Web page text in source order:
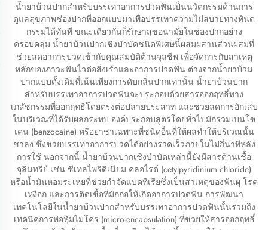
น้ำยาบ้วนปากสำหรับบรรเทาอาการปวดฟันเป็นนวัตกรรมด้านการ
ดูแลสุขภาพช่องปากที่ออกแบบมาเพื่อบรรเทาความไม่สบายทางทันต
กรรมได้ทันที ขณะเดียวกันก็รักษาสุขอนามัยในช่องปากอย่าง
ครอบคลุม น้ำยาบ้วนปากเชิงบำบัดชนิดพิเศษนี้ผสมผสานส่วนผสมที่
ช่วยลดอาการปวดเข้ากับคุณสมบัติต้านจุลชีพ เพื่อจัดการกับสาเหตุ
หลักของภาวะฟันไวต่อสิ่งเร้าและอาการปวดฟัน ต่างจากน้ำยาบ้วน
ปากแบบดั้งเดิมที่เน้นเพียงการดับกลิ่นปากเท่านั้น น้ำยาบ้วนปาก
สำหรับบรรเทาอาการปวดฟันจะประกอบด้วยสารออกฤทธิ์ทาง
เภสัชกรรมที่ออกฤทธิโดยตรงต่อปลายประสาท และช่วยลดการอักเสบ
ในบริเวณที่ได้รับผลกระทบ องค์ประกอบสูตรโดยทั่วไปมักรวมเบนโซ
เคน (benzocaine) หรือยาชาเฉพาะที่ชนิดอื่นที่ให้ผลทำให้บริเวณนั้น
ชาลง ซึ่งช่วยบรรเทาอาการปวดได้อย่างรวดเร็วภายในไม่กี่นาทีหลัง
การใช้ นอกจากนี้ น้ำยาบ้วนปากเชิงบำบัดเหล่านี้ยังมีสารต้านเชื้อ
จุลินทรีย์ เช่น ซีเทลไพริดิเนียม คลอไรด์ (cetylpyridinium chloride)
หรือน้ำมันหอมระเหยที่ช่วยกำจัดแบคทีเรียซึ่งเป็นสาเหตุของฟันผุ โรค
เหงือก และการติดเชื้อที่มักก่อให้เกิดอาการปวดฟัน การพัฒนา
เทคโนโลยีในน้ำยาบ้วนปากสำหรับบรรเทาอาการปวดฟันนั้นรวมถึง
เทคนิคการห่อหุ้มไมโคร (micro-encapsulation) ที่ช่วยให้สารออกฤทธิ์